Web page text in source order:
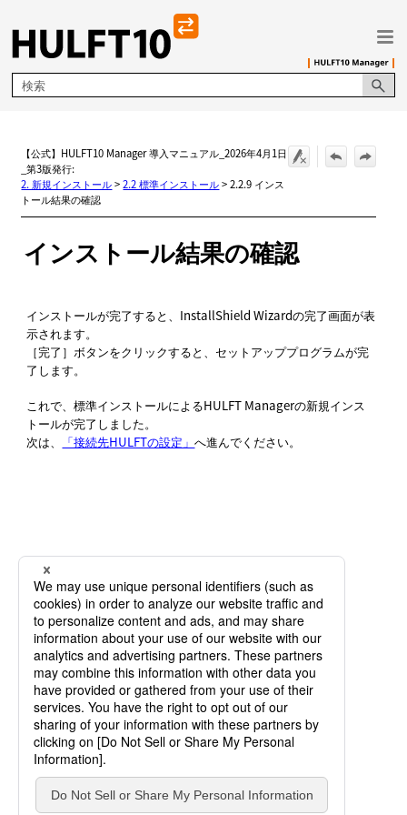
メイン コンテンツにスキップ
【公式】HULFT10 Manager 導入マニュアル_2026年4月1日
_第3版発行:
2. 新規インストール>2.2 標準インストール>2.2.9 インス
トール結果の確認
インストール結果の確認
インストールが完了すると、 InstallShield Wizardの完了画面が表
示されます。
完了
ボタンをクリックすると、セットアッププログラムが完
了します。
これで、標準インストールによるHULFT Managerの新規インス
トールが完了しました。
次は、
「接続先HULFTの設定」へ進んでください。